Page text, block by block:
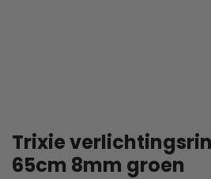
Trixie
65cm 8mm groen